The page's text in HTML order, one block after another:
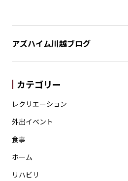
アズハイム川越ブログ
カテゴリー
レクリエーション
外出イベント
食事
ホーム
リハビリ